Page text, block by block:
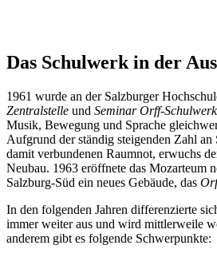
Das Schulwerk in der
1961 wurde an der Salzburger
Zentralstelle und SeminarOrff-Schulwerk
Musik, Bewegung und Sprache
Aufgrund der ständig steigenden Zahl an
damit verbundenen Raumnot, erwuchs
Neubau. 1963 eröffnete das Mozarteum
Salzburg-Süd ein neues Gebäude, das
In den folgenden Jahren differenzierte
immer weiter aus und wird mittlerweile
anderem gibt es folgende Schwerpunkte: